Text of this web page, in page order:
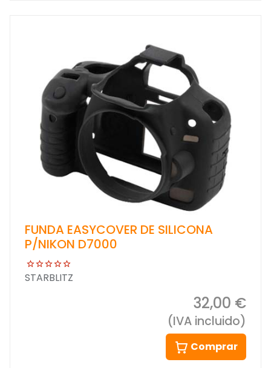
FUNDA EASYCOVER DE SILICONA
P/NIKON D7000
STARBLITZ
32,00 €
(IVA incluido)
Comprar